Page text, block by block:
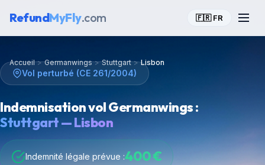
RefundMyFly.com 🇫🇷 FR
Accueil > Germanwings > Stuttgart > Lisbon
Vol perturbé (CE 261/2004)
Indemnisation vol Germanwings :
Stuttgart — Lisbon
Indemnité légale prévue :400 €